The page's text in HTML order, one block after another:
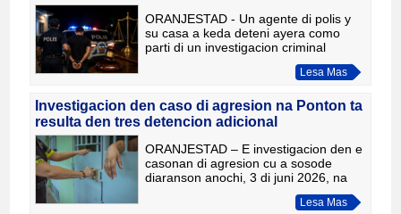
ORANJESTAD - Un agente di polis y
su casa a keda deteni ayera como
parti di un investigacion criminal
relaciona cu sospechanan di
mensensmokkel. Ambos a wordo
comisario,
Lesa Mas
Investigacion den caso di agresion na Ponton ta
resulta den tres detencion adicional
ORANJESTAD – E investigacion den e
casonan di agresion cu a sosode
diaranson anochi, 3 di juni 2026, na
Ponton, a conduci na tres detencion
mas. Detectivenan di Departamento di
Lesa Mas